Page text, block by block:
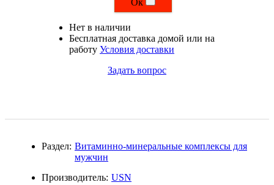
Волосы и кожа
Нет в наличии
Бесплатная доставка домой или на
работу Условия доставки
Задать вопрос
Раздел: Витаминно-минеральные комплексы для
мужчин
Производитель: USN